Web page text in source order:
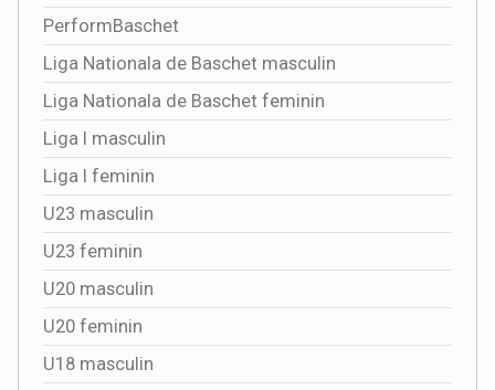
PerformBaschet
Liga Nationala de Baschet masculin
Liga Nationala de Baschet feminin
Liga I masculin
Liga I feminin
U23 masculin
U23 feminin
U20 masculin
U20 feminin
U18 masculin